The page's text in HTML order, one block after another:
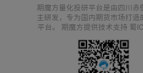
期魔方量化投研平台是由四川赤
主研发，专为国内期货市场打
平台。 期魔方提供技术支持 蜀